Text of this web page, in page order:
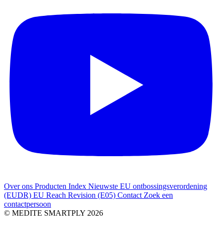
Over ons Producten Index Nieuwste EU ontbossingsverordening
(EUDR) EU Reach Revision (E05) Contact Zoek een
contactpersoon
© MEDITE SMARTPLY 2026